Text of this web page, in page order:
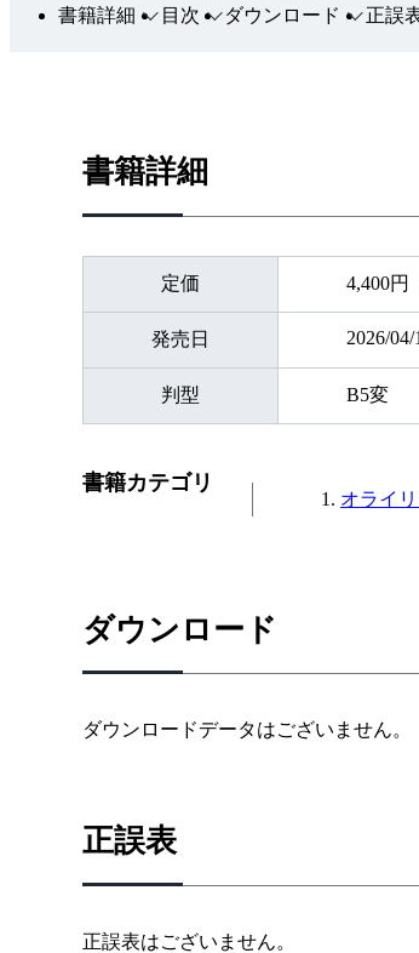
書籍詳細 目次 ダウンロード 正誤
書籍詳細
定価 4,400円
発売日 2026/04/
判型 B5変
書籍カテゴリ
オライ
ダウンロード
ダウンロードデータはございません。
正誤表
正誤表はございません。